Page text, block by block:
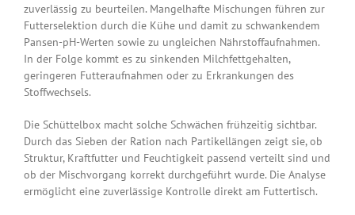
zuverlässig zu beurteilen. Mangelhafte Mischungen führen zur
Futterselektion durch die Kühe und damit zu schwankendem
Pansen-pH-Werten sowie zu ungleichen Nährstoffaufnahmen.
In der Folge kommt es zu sinkenden Milchfettgehalten,
geringeren Futteraufnahmen oder zu Erkrankungen des
Stoffwechsels.
Die Schüttelbox macht solche Schwächen frühzeitig sichtbar.
Durch das Sieben der Ration nach Partikellängen zeigt sie, ob
Struktur, Kraftfutter und Feuchtigkeit passend verteilt sind und
ob der Mischvorgang korrekt durchgeführt wurde. Die Analyse
ermöglicht eine zuverlässige Kontrolle direkt am Futtertisch.